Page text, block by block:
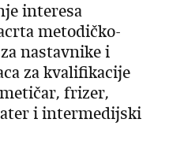
interesa
metodičko-
nastavnike i
za kvalifikacije
frizer,
i intermedijski